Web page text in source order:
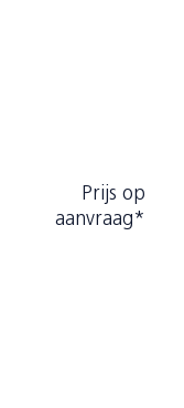
Prijs op
aanvraag*